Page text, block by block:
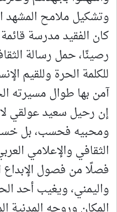
وتشكيل ملامح المشهد
كان الفقيد مدرسة
رصينًا، حمل رسالة
للكلمة الحرة وللقيم
آمن بها طوال مسيرته
إن رحيل سعيد عولقي
ومحبيه فحسب، بل
الثقافي والإعلامي
فصلًا من فصول الإبداع
واليمني، ويغيب أحد